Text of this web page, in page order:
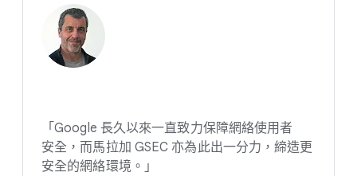
「Google 長​久​以來​一直​致力​保障​網絡​使用​者​
安全，​而​馬拉加 GSEC 亦​為​此出​一​分力，​締造​更​
安全​的​網絡​環境。​」